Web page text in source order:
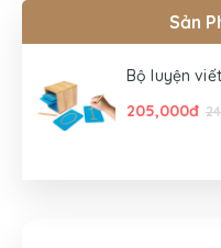
Sản
Bộ luyện
205,000đ